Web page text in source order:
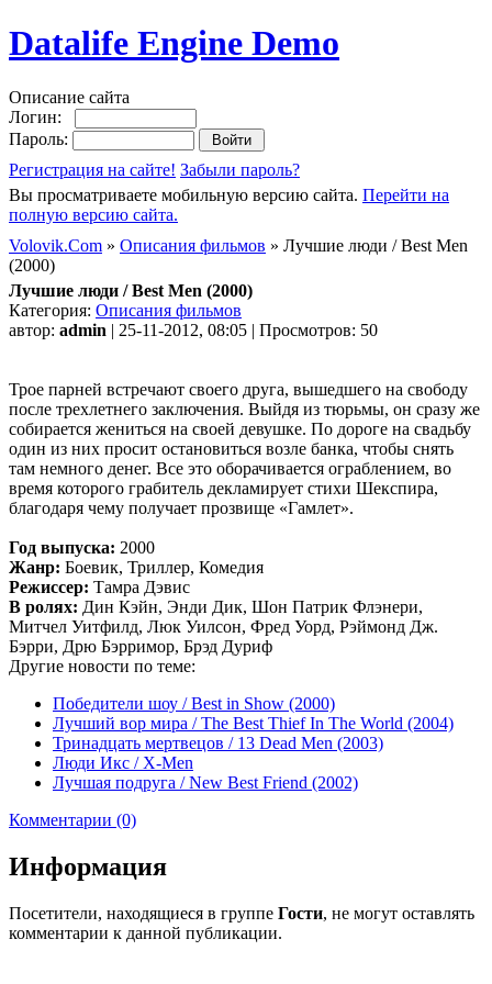
Datalife Engine Demo
Описание сайта
Логин:
Пароль:
Регистрация на сайте! Забыли пароль?
Вы просматриваете мобильную версию сайта. Перейти на
полную версию сайта.
Volovik.Com » Описания фильмов » Лучшие люди / Best Men
(2000)
Лучшие люди / Best Men (2000)
Категория: Описания фильмов
автор: admin | 25-11-2012, 08:05 | Просмотров: 50
Трое парней встречают своего друга, вышедшего на свободу
после трехлетнего заключения. Выйдя из тюрьмы, он сразу же
собирается жениться на своей девушке. По дороге на свадьбу
один из них просит остановиться возле банка, чтобы снять
там немного денег. Все это оборачивается ограблением, во
время которого грабитель декламирует стихи Шекспира,
благодаря чему получает прозвище «Гамлет».
Год выпуска: 2000
Жанр: Боевик, Триллер, Комедия
Режиссер: Тамра Дэвис
В ролях: Дин Кэйн, Энди Дик, Шон Патрик Флэнери,
Митчел Уитфилд, Люк Уилсон, Фред Уорд, Рэймонд Дж.
Бэрри, Дрю Бэрримор, Брэд Дуриф
Другие новости по теме:
Победители шоу / Best in Show (2000)
Лучший вор мира / The Best Thief In The World (2004)
Тринадцать мертвецов / 13 Dead Men (2003)
Люди Икс / X-Men
Лучшая подруга / New Best Friend (2002)
Комментарии (0)
Информация
Посетители, находящиеся в группе Гости, не могут оставлять
комментарии к данной публикации.